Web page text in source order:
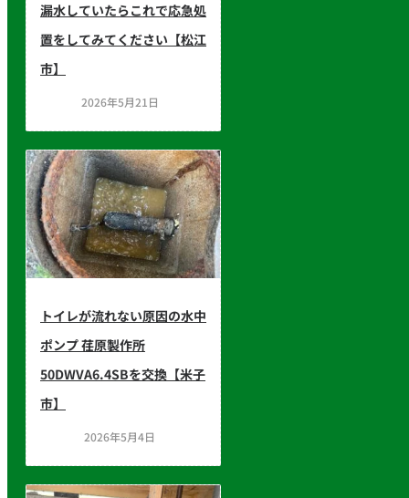
漏水していたらこれで応急処
置をしてみてください【松江
市】
2026年5月21日
トイレが流れない原因の水中
ポンプ 荏原製作所
50DWVA6.4SBを交換【米子
市】
2026年5月4日